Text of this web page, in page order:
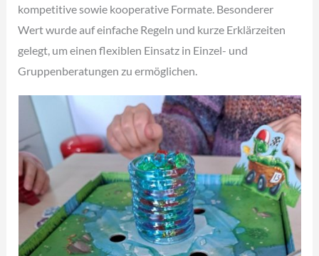
kompetitive sowie kooperative Formate. Besonderer
Wert wurde auf einfache Regeln und kurze Erklärzeiten
gelegt, um einen flexiblen Einsatz in Einzel- und
Gruppenberatungen zu ermöglichen.